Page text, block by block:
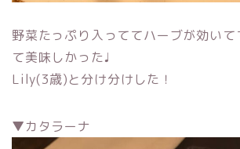
野菜たっぷり入っててハーブが効いて
て美味しかった♩
Lily(3歳)と分け分けした！
▼カタラーナ